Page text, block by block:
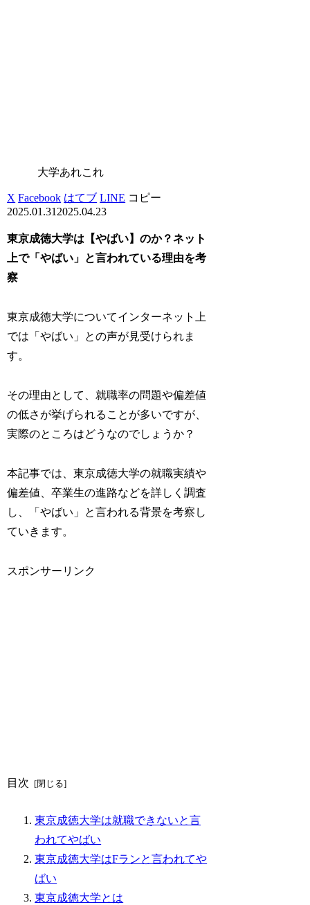
大学あれこれ
X Facebook はてブ LINE コピー
2025.01.312025.04.23
東京成徳大学は【やばい】のか？ネット
上で「やばい」と言われている理由を考
察
東京成徳大学についてインターネット上
では「やばい」との声が見受けられま
す。
その理由として、就職率の問題や偏差値
の低さが挙げられることが多いですが、
実際のところはどうなのでしょうか？
本記事では、東京成徳大学の就職実績や
偏差値、卒業生の進路などを詳しく調査
し、「やばい」と言われる背景を考察し
ていきます。
スポンサーリンク
目次
東京成徳大学は就職できないと言
われてやばい
東京成徳大学はFランと言われてや
ばい
東京成徳大学とは